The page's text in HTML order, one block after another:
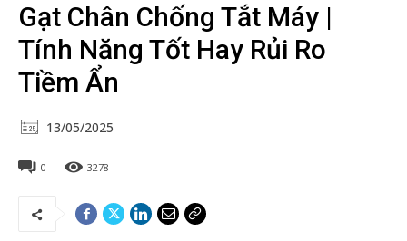
Gạt Chân Chống Tắt Máy |
Tính Năng Tốt Hay Rủi Ro
Tiềm Ẩn
13/05/2025
0 3278